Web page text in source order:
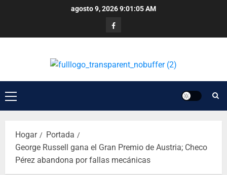
agosto 9, 20269:01:06 AM
Hogar
Portada
George Russell gana el Gran Premio de Austria; Checo
Pérez abandona por fallas mecánicas